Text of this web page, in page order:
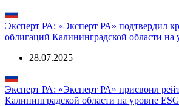
Эксперт РА: «Эксперт РА» подтвердил
облигаций Калининградской области на
28.07.2025
Эксперт РА: «Эксперт РА» присвоил
Калининградской области на уровне